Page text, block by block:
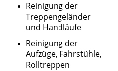
Reinigung der
Treppengeländer
und Handläufe
Reinigung der
Aufzüge, Fahrstühle,
Rolltreppen